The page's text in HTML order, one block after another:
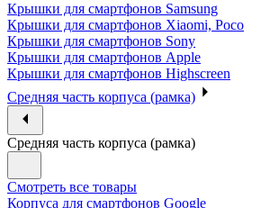
Крышки для смартфонов Samsung
Крышки для смартфонов Xiaomi, Poco
Крышки для смартфонов Sony
Крышки для смартфонов Apple
Крышки для смартфонов Highscreen
Средняя часть корпуса (рамка)
Средняя часть корпуса (рамка)
Смотреть все товары
Корпуса для смартфонов Google